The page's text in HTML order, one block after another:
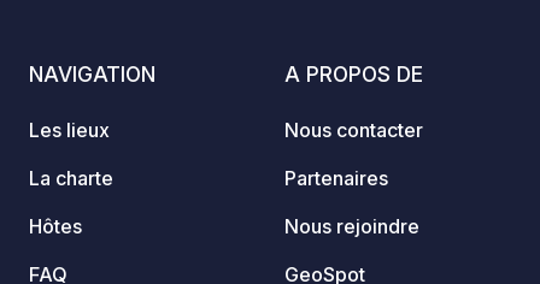
NAVIGATION
Les lieux
La charte
Hôtes
FAQ
A PROPOS DE
Nous contacter
Partenaires
Nous rejoindre
GeoSpot